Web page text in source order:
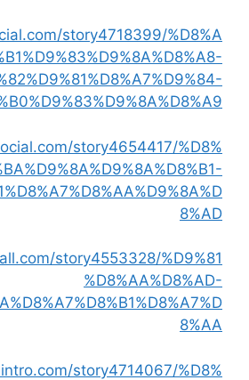
story4718399/%D8%A
story4654417/%D8%
8%AD
story4553328/%D9%81
%D8%AA%D8%AD-
8%AA
story4714067/%D8%